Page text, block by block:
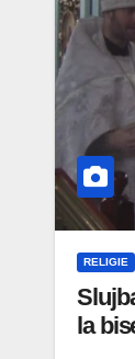
RELIGIE
la